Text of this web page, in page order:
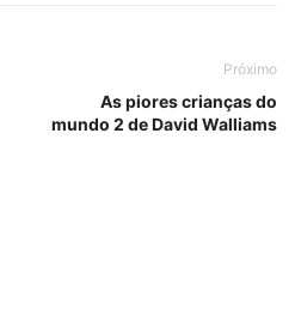
Próximo
As piores crianças do
mundo 2 de David Walliams